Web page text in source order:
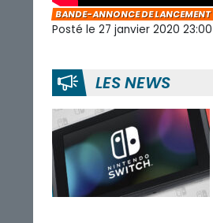
BANDE-ANNONCE DE LANCEMENT
Posté le 27 janvier 2020 23:00
LES NEWS